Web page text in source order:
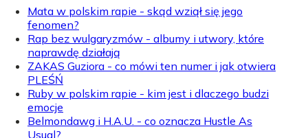
Mata w polskim rapie - skąd wziął się jego
fenomen?
Rap bez wulgaryzmów - albumy i utwory, które
naprawdę działają
ZAKAS Guziora - co mówi ten numer i jak otwiera
PLEŚŃ
Ruby w polskim rapie - kim jest i dlaczego budzi
emocje
Belmondawg i H.A.U. - co oznacza Hustle As
Usual?